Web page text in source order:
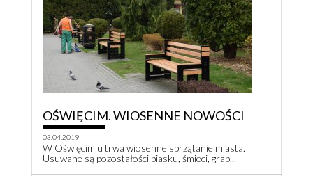
OŚWIĘCIM. WIOSENNE NOWOŚCI
03.04.2019
W Oświęcimiu trwa wiosenne sprzątanie miasta.
Usuwane są pozostałości piasku, śmieci, grab...